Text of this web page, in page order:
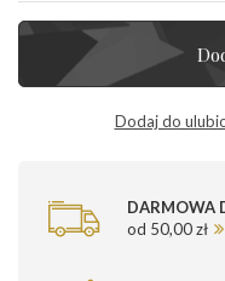
Dodaj do
DARMOWA
od 50,00 zł